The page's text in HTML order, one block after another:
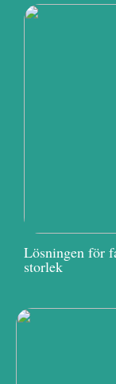
Lösningen för
storlek